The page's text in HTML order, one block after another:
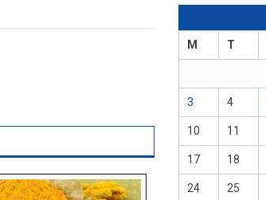
M T
3 4
10 11
17 18
24 25